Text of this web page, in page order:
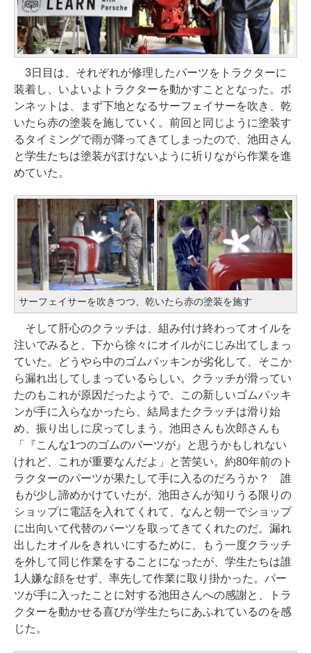
3日目は、それぞれが修理したパーツをトラクターに
装着し、いよいよトラクターを動かすこととなった。ボ
ンネットは、まず下地となるサーフェイサーを吹き、乾
いたら赤の塗装を施していく。前回と同じように塗装す
るタイミングで雨が降ってきてしまったので、池田さん
と学生たちは塗装がぼけないように祈りながら作業を進
めていた。
サーフェイサーを吹きつつ、乾いたら赤の塗装を施す
そして肝心のクラッチは、組み付け終わってオイルを
注いでみると、下から徐々にオイルがにじみ出てしまっ
ていた。どうやら中のゴムパッキンが劣化して、そこか
ら漏れ出してしまっているらしい。クラッチが滑ってい
たのもこれが原因だったようで、この新しいゴムパッキ
ンが手に入らなかったら、結局またクラッチは滑り始
め、振り出しに戻ってしまう。池田さんも次郎さんも
「『こんな1つのゴムのパーツが』と思うかもしれない
けれど、これが重要なんだよ」と苦笑い。約80年前のト
ラクターのパーツが果たして手に入るのだろうか？ 誰
もが少し諦めかけていたが、池田さんが知りうる限りの
ショップに電話を入れてくれて、なんと朝一でショップ
に出向いて代替のパーツを取ってきてくれたのだ。漏れ
出したオイルをきれいにするために、もう一度クラッチ
を外して同じ作業をすることになったが、学生たちは誰
1人嫌な顔をせず、率先して作業に取り掛かった。パー
ツが手に入ったことに対する池田さんへの感謝と、トラ
クターを動かせる喜びが学生たちにあふれているのを感
じた。